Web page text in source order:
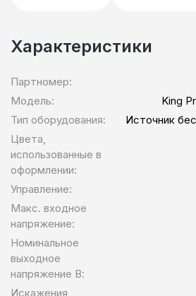
Характеристики
Партномер:
Модель:
King
Тип оборудования:
Источник
Цвета,
использованные в
оформлении:
Управление:
Макс. входное
напряжение:
Номинальное
выходное
напряжение В:
Искажения